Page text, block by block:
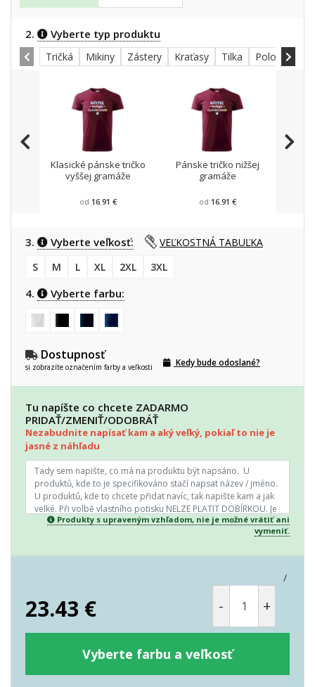
2. Vyberte typ produktu
Tričká Mikiny Zástery Kraťasy Tilka Polokošele
Klasické pánske tričko
vyššej gramáže
od 16.91 €
Pánske tričko nižšej
gramáže
od 16.91 €
3. Vyberte veľkosť:
VEĽKOSTNÁ TABUĽKA
S
M L XL 2XL 3XL
4. Vyberte farbu:
Dostupnosť
si zobrazíte označením farby a veľkosti Kedy bude odoslané?
Tu napíšte co chcete ZADARMO
PRIDAŤ/ZMENIŤ/ODOBRÁŤ
Nezabudnite napísať kam a aký veľký, pokiaľ to nie je
jasné z náhľadu
Produkty s upraveným vzhľadom, nie je možné vrátiť ani
vymeniť.
/
23.43 € - +
Vyberte farbu a veľkosť